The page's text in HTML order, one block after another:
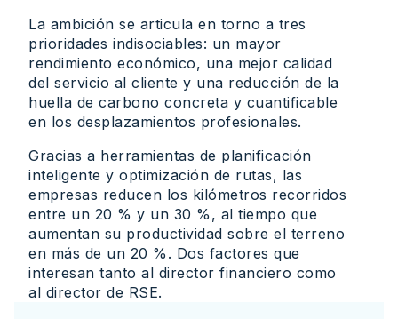
La ambición se articula en torno a tres
prioridades indisociables: un mayor
rendimiento económico, una mejor calidad
del servicio al cliente y una reducción de la
huella de carbono concreta y cuantificable
en los desplazamientos profesionales.
Gracias a herramientas de planificación
inteligente y optimización de rutas, las
empresas reducen los kilómetros recorridos
entre un 20 % y un 30 %, al tiempo que
aumentan su productividad sobre el terreno
en más de un 20 %. Dos factores que
interesan tanto al director financiero como
al director de RSE.